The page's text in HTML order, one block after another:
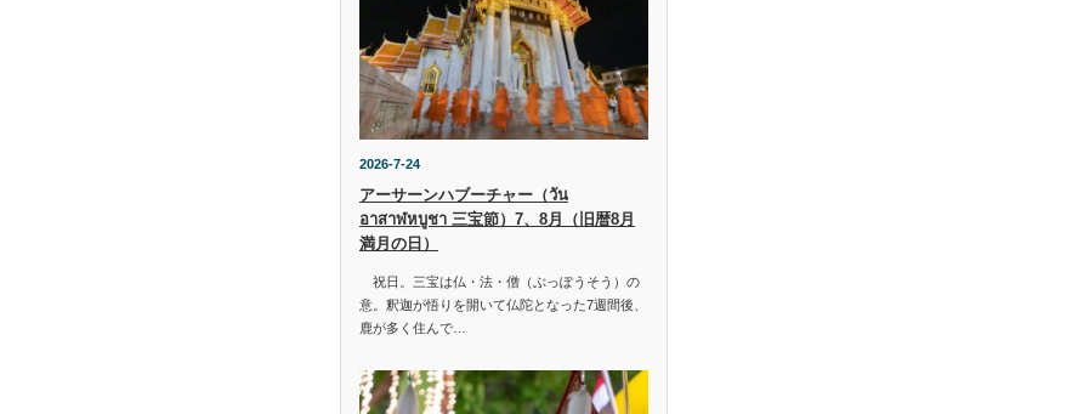
2026-7-24
アーサーンハブーチャー（วัน
อาสาฬหบูชา 三宝節）7、8月（旧暦8月
満月の日）
祝日。三宝は仏・法・僧（ぶっぽうそう）の
意。釈迦が悟りを開いて仏陀となった7週間後、
鹿が多く住んで…